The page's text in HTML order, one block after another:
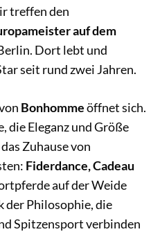
treffen den
auf dem
Dort lebt und
seit rund zwei Jahren.
Bonhommeöffnet sich.
die Eleganz und Größe
Zuhause von
Fiderdance, Cadeau
auf der Weide
der Philosophie, die
Spitzensport verbinden